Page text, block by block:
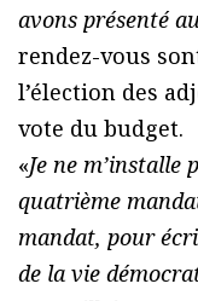
avons présenté
rendez-vous
l’élection des
vote du budget.
«Je ne
quatrième
mandat, pour
de la vie